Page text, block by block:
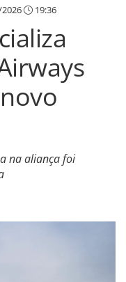
19:36
na aliança foi